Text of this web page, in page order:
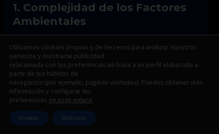
1. Complejidad de los Factores
Ambientales
Uno de los desafíos más significativos en la
predicción de mareas rojas es la
factores ambientales
mareas rojas son el resultado de la interacción de
múltiples variables, como la
lasalinidad , laconcentración de nutrientes
Utilizamos cookies propias y de terceros para analizar nuestros
servicios y mostrarte publicidad
relacionada con tus preferencias en base a un perfil elaborado a
partir de tus hábitos de
navegación (por ejemplo, páginas visitadas). Puedes obtener más
información y configurar tus
preferencias en este enlace.
Aceptar Rechazar